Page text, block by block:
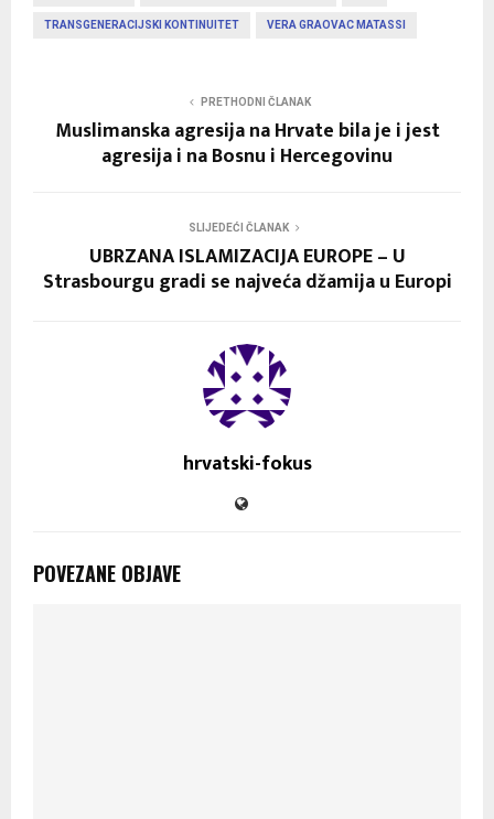
TRANSGENERACIJSKI KONTINUITET VERA GRAOVAC MATASSI
PRETHODNI ČLANAK
Muslimanska agresija na Hrvate bila je i jest
agresija i na Bosnu i Hercegovinu
SLIJEDEĆI ČLANAK
UBRZANA ISLAMIZACIJA EUROPE – U
Strasbourgu gradi se najveća džamija u Europi
hrvatski-fokus
POVEZANE OBJAVE